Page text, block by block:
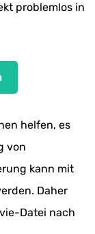
problemlos in
helfen, es
von
kann mit
Daher
Datei nach